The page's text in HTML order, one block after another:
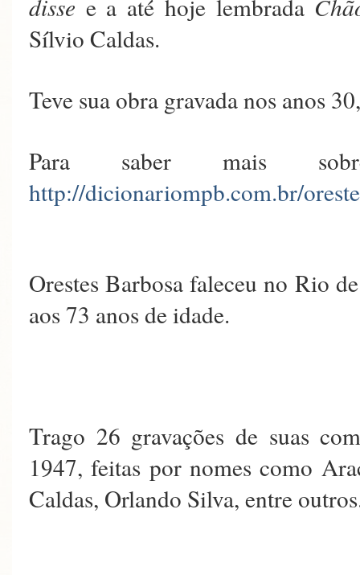
disse e a até hoje lembrada
Sílvio Caldas.
Teve sua obra gravada nos anos
Para saber mais
http://dicionariompb.com.br/
Orestes Barbosa faleceu no Rio
aos 73 anos de idade.
Trago 26 gravações de suas
1947, feitas por nomes como
Caldas, Orlando Silva, entre